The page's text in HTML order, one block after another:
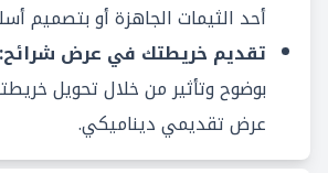
أحد الثيمات الجاهزة أو بتصميم
تقديم خريطتك في عرض شرائح:
بوضوح وتأثير من خلال تحويل
عرض تقديمي ديناميكي.